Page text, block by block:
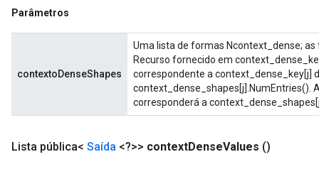
Parâmetros
contextoDenseShapes
Uma lista de formas Ncontext_dense;
Recurso fornecido em
correspondente a context_dense_key[j]
context_dense_shapes[j].NumEntries().
corresponderá a
Lista pública< Saída <?>> contextDenseValues ()